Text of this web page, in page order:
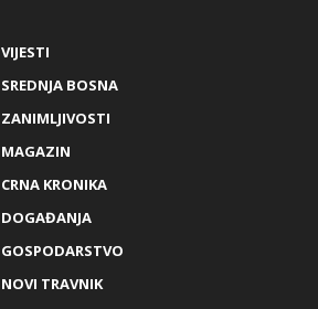
VIJESTI
SREDNJA BOSNA
ZANIMLJIVOSTI
MAGAZIN
CRNA KRONIKA
DOGAĐANJA
GOSPODARSTVO
NOVI TRAVNIK